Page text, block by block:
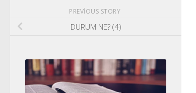
PREVIOUS STORY
DURUM NE? (4)